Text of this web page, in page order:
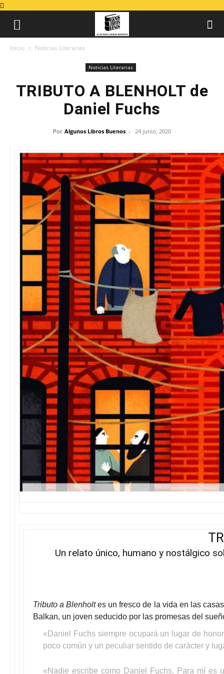
Inicio Noticias Literarias
Noticias Literarias
TRIBUTO A BLENHOLT de
Daniel Fuchs
Por Algunos Libros Buenos - 24 junio, 2020
Un relato único, humano y nostálgico
Tributo a Blenholtes un fresco de la vida en las
Balkan, un joven seducido por las promesas del
«Daniel Fuchs siempre ocupará un lugar de
poco común y un peculiar sentido de carácter y
«Nadie escribe como Daniel Fuchs. Para mí es